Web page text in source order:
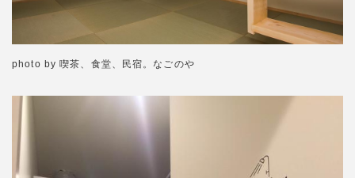
photo by 喫茶、食堂、民宿。なごのや